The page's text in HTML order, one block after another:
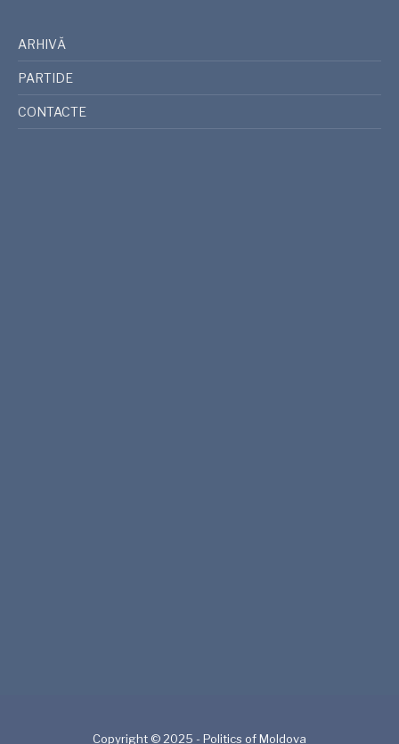
ARHIVĂ
PARTIDE
CONTACTE
Copyright © 2025 - Politics of Moldova